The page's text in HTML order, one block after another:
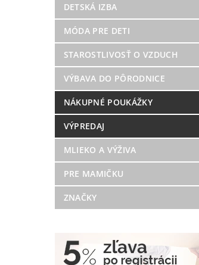
DETSKÁ IZBA
MÓDA PRE DETI
STAROSTLIVOSŤ O VZDUCH
VÝBAVA DO PÔRODNICE
NÁKUPNÉ POUKÁŽKY
VÝPREDAJ
MLIEKO A VÝŽIVA
PRE MAMIČKU
ZNAČKY